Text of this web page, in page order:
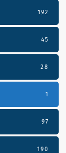
192
45
28
1
97
190